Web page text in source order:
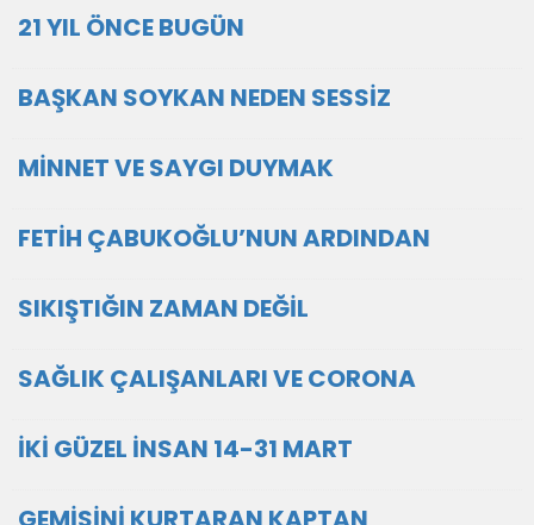
21 YIL ÖNCE BUGÜN
BAŞKAN SOYKAN NEDEN SESSİZ
MİNNET VE SAYGI DUYMAK
FETİH ÇABUKOĞLU’NUN ARDINDAN
SIKIŞTIĞIN ZAMAN DEĞİL
SAĞLIK ÇALIŞANLARI VE CORONA
İKİ GÜZEL İNSAN 14-31 MART